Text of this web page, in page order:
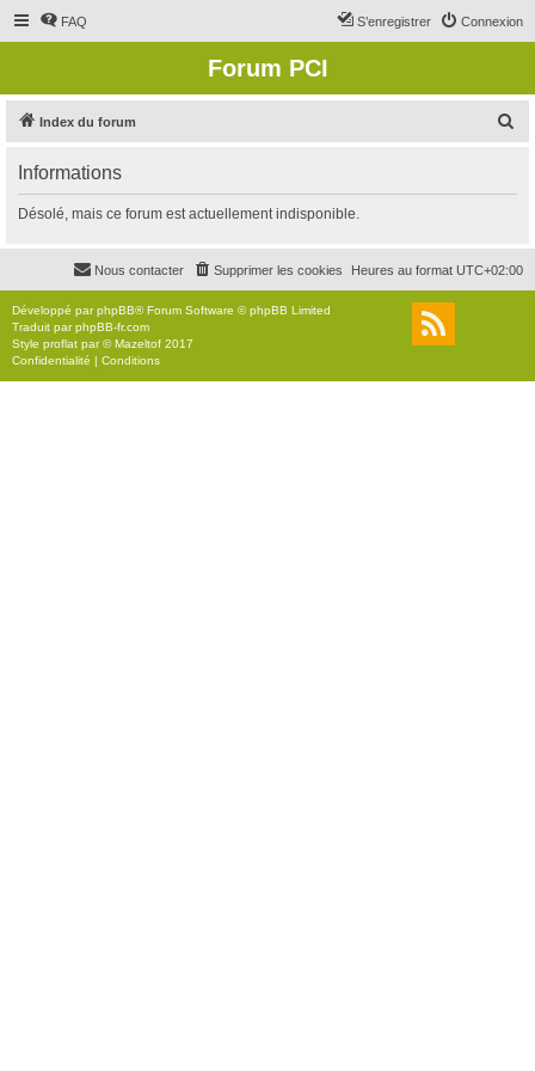
FAQ Connexion
S’enregistrer
Forum PCI
Index du forum
r
c
r
Informations
Désolé, mais ce forum est actuellement indisponible.
Heures au format UTC+02:00
Supprimer les cookies
Nous contacter
Développé parphpBB® Forum Software © phpBB Limited
Traduit parphpBB-fr.com
Style proflat par ©Mazeltof 2017
Confidentialité | Conditions